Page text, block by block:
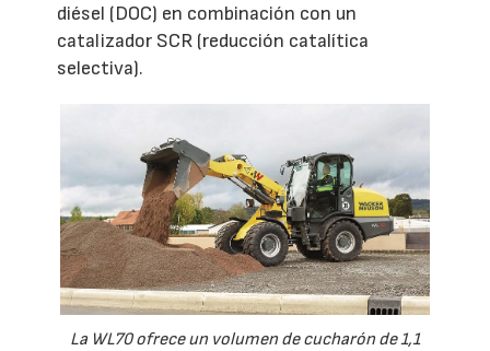
diésel (DOC) en combinación con un
catalizador SCR (reducción catalítica
selectiva).
La WL70 ofrece un volumen de cucharón de 1,1